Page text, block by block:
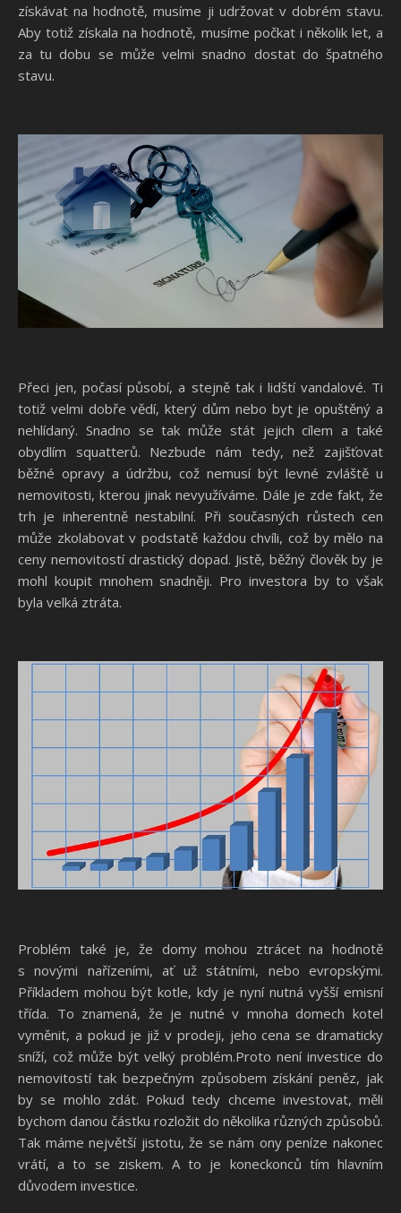
získávat na hodnotě, musíme ji udržovat v dobrém stavu.
Aby totiž získala na hodnotě, musíme počkat i několik let, a
za tu dobu se může velmi snadno dostat do špatného
stavu.
Přeci jen, počasí působí, a stejně tak i lidští vandalové. Ti
totiž velmi dobře vědí, který dům nebo byt je opuštěný a
nehlídaný. Snadno se tak může stát jejich cílem a také
obydlím squatterů. Nezbude nám tedy, než zajišťovat
běžné opravy a údržbu, což nemusí být levné zvláště u
nemovitosti, kterou jinak nevyužíváme. Dále je zde fakt, že
trh je inherentně nestabilní. Při současných růstech cen
může zkolabovat v podstatě každou chvíli, což by mělo na
ceny nemovitostí drastický dopad. Jistě, běžný člověk by je
mohl koupit mnohem snadněji. Pro investora by to však
byla velká ztráta.
Problém také je, že domy mohou ztrácet na hodnotě
s novými nařízeními, ať už státními, nebo evropskými.
Příkladem mohou být kotle, kdy je nyní nutná vyšší emisní
třída. To znamená, že je nutné v mnoha domech kotel
vyměnit, a pokud je již v prodeji, jeho cena se dramaticky
sníží, což může být velký problém.Proto není investice do
nemovitostí tak bezpečným způsobem získání peněz, jak
by se mohlo zdát. Pokud tedy chceme investovat, měli
bychom danou částku rozložit do několika různých způsobů.
Tak máme největší jistotu, že se nám ony peníze nakonec
vrátí, a to se ziskem. A to je koneckonců tím hlavním
důvodem investice.